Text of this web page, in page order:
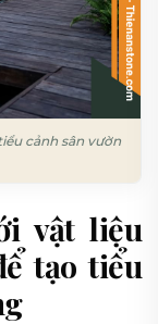
cảnh sân vườn
vật liệu
tạo tiểu